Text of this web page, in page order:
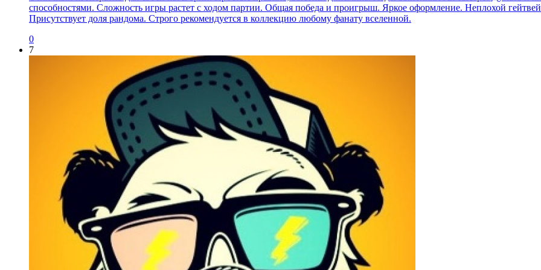
способностями. Сложность игры растет с ходом партии. Общая победа и проигрыш. Яркое оформление. Неплохой
Присутствует доля рандома. Строго рекомендуется в коллекцию любому фанату вселенной.
0
7